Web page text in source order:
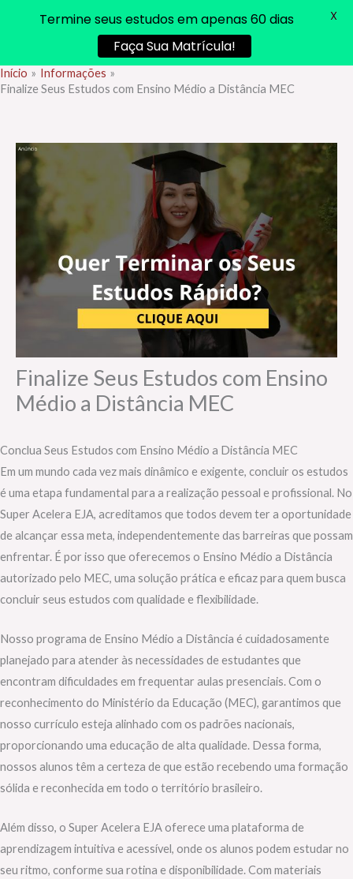
Ir
para
Início
Informações
Finalize Seus Estudos com Ensino Médio a Distância MEC
Finalize Seus Estudos com Ensino
Médio a Distância MEC
Conclua Seus Estudos com Ensino Médio a Distância MEC
Em um mundo cada vez mais dinâmico e exigente, concluir os estudos
é uma etapa fundamental para a realização pessoal e profissional. No
Super Acelera EJA, acreditamos que todos devem ter a oportunidade
de alcançar essa meta, independentemente das barreiras que possam
enfrentar. É por isso que oferecemos o Ensino Médio a Distância
autorizado pelo MEC, uma solução prática e eficaz para quem busca
concluir seus estudos com qualidade e flexibilidade.
Nosso programa de Ensino Médio a Distância é cuidadosamente
planejado para atender às necessidades de estudantes que
encontram dificuldades em frequentar aulas presenciais. Com o
reconhecimento do Ministério da Educação (MEC), garantimos que
nosso currículo esteja alinhado com os padrões nacionais,
proporcionando uma educação de alta qualidade. Dessa forma,
nossos alunos têm a certeza de que estão recebendo uma formação
sólida e reconhecida em todo o território brasileiro.
Além disso, o Super Acelera EJA oferece uma plataforma de
aprendizagem intuitiva e acessível, onde os alunos podem estudar no
seu ritmo, conforme sua rotina e disponibilidade. Com materiais
Termine seus estudos em apenas 60 dias
Faça Sua Matrícula!
X